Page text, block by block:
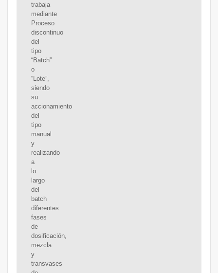
trabaja
mediante
Proceso
discontinuo
del
tipo
“Batch”
o
“Lote”,
siendo
su
accionamiento
del
tipo
manual
y
realizando
a
lo
largo
del
batch
diferentes
fases
de
dosificación,
mezcla
y
transvases